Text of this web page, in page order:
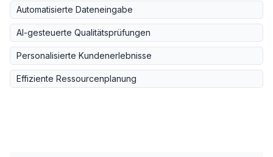
Automatisierte Dateneingabe
AI-gesteuerte Qualitätsprüfungen
Personalisierte Kundenerlebnisse
Effiziente Ressourcenplanung